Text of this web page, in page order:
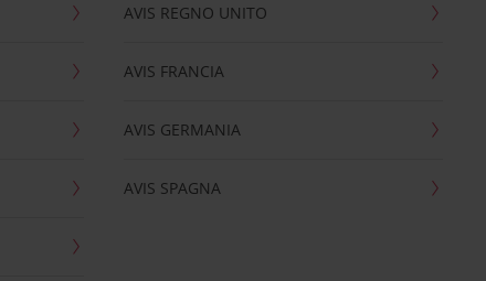
AVIS REGNO UNITO
AVIS FRANCIA
AVIS GERMANIA
AVIS SPAGNA